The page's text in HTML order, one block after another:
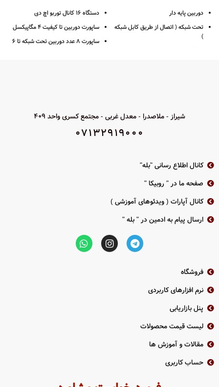
دوربین پایه دار
تحت شبکه ( اتصال از طریق کابل شبکه
)
بدنه پلاستیک
دستگاه 16 کانال توربو اچ دی
ساپورت دوربین تا کیفیت 4 مگاپیکسل
ساپورت 8 عدد دوربین تحت شبکه تا 6
ترابایت
ضبط حساس به حرکت
شیراز - ملاصدرا - معدل غربی - مجتمع کسری واحد 409
07132919000
کانال اطلاع رسانی "بله"
صفحه ما در " روبیکا "
کانال آپارات ( ویدئوهای آموزشی )
ارسال پیام به ادمین در " بله "
فروشگاه
نرم افزارهای کاربردی
پنل بازاریابی
لیست قیمت محصولات
مقالات و آموزش ها
حساب کاربری